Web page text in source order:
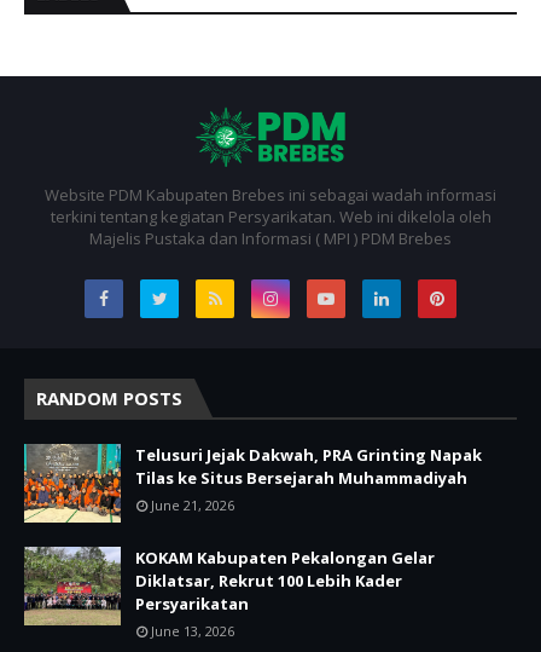
Website PDM Kabupaten Brebes ini sebagai wadah informasi
terkini tentang kegiatan Persyarikatan. Web ini dikelola oleh
Majelis Pustaka dan Informasi ( MPI ) PDM Brebes
RANDOM POSTS
Telusuri Jejak Dakwah, PRA Grinting Napak
Tilas ke Situs Bersejarah Muhammadiyah
June 21, 2026
KOKAM Kabupaten Pekalongan Gelar
Diklatsar, Rekrut 100 Lebih Kader
Persyarikatan
June 13, 2026